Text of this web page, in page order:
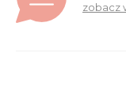
zobacz